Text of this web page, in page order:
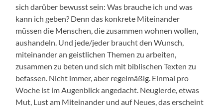
sich darüber bewusst sein: Was brauche ich und was
kann ich geben? Denn das konkrete Miteinander
müssen die Menschen, die zusammen wohnen wollen,
aushandeln. Und jede/jeder braucht den Wunsch,
miteinander an geistlichen Themen zu arbeiten,
zusammen zu beten und sich mit biblischen Texten zu
befassen. Nicht immer, aber regelmäßig. Einmal pro
Woche ist im Augenblick angedacht. Neugierde, etwas
Mut, Lust am Miteinander und auf Neues, das erscheint